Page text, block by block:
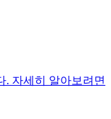
. 자세히 알아보려면